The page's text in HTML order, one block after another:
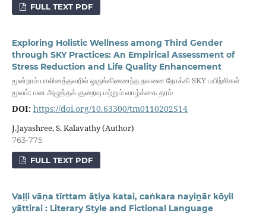
FULL TEXT PDF
Exploring Holistic Wellness among Third Gender
through SKY Practices: An Empirical Assessment of
Stress Reduction and Life Quality Enhancement
மூன்றாம் பாலினத்தவரில் ஒருங்கிணைந்த நலனை நோக்கி SKY பயிற்சிகள்
மூலம்: மன அழுத்தக் குறைவு மற்றும் வாழ்க்கை தரம்
DOI: https://doi.org/10.63300/tm0110202514
J.Jayashree, S. Kalavathy (Author)
763-775
FULL TEXT PDF
Vaḷḷi vāṇa tīrttam āṭiya katai, caṅkara nayiṉār kōyil
yāttirai : Literary Style and Fictional Language